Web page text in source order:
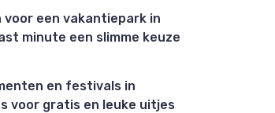
voor een vakantiepark in
minute een slimme keuze
en festivals in
voor gratis en leuke uitjes